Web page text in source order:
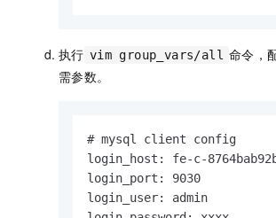
执行 vim group_vars/all 命令，
需参数。
# mysql client config
login_host: fe-c-
login_port: 9030
login_user: admin